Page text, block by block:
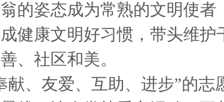
的姿态成为常熟的文明使者
健康文明好习惯，带头维
、社区和美。
、友爱、互助、进步”的志